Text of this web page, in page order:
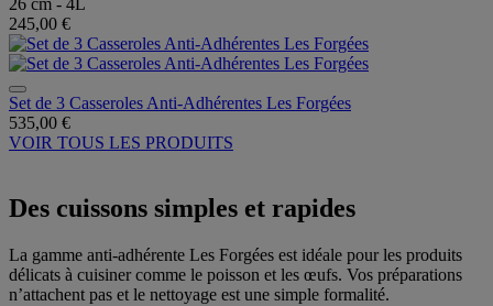
245,00 €
Set de 3 Casseroles Anti-Adhérentes Les Forgées
535,00 €
VOIR TOUS LES PRODUITS
Des cuissons simples et rapides
La gamme anti-adhérente Les Forgées est idéale pour les produits
délicats à cuisiner comme le poisson et les œufs. Vos préparations
n’attachent pas et le nettoyage est une simple formalité.